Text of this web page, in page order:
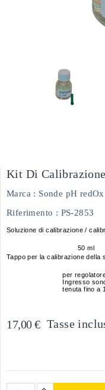
Kit Di
Marca : Sonde pH redOx
Riferimento : PS-2853
Soluzione di calibrazione /
50 ml
Tappo per la calibrazione della
per
Ingresso
tenuta fino a
17,00 € Tasse